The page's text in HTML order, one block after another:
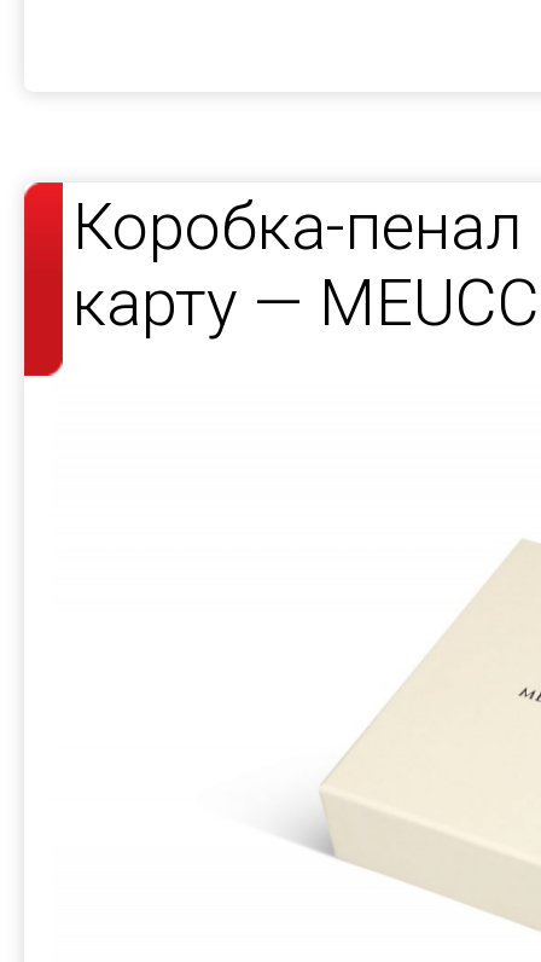
Коробка-
карту —